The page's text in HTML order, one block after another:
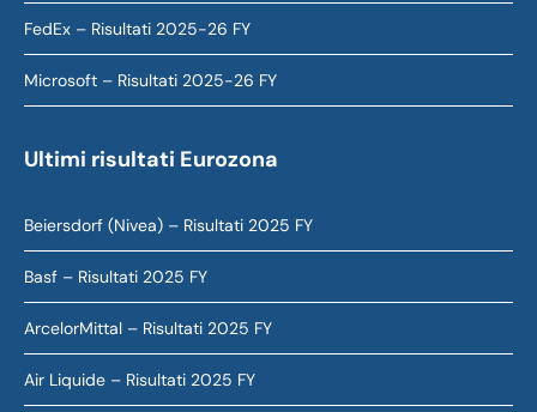
FedEx – Risultati 2025-26 FY
Microsoft – Risultati 2025-26 FY
Ultimi risultati Eurozona
Beiersdorf (Nivea) – Risultati 2025 FY
Basf – Risultati 2025 FY
ArcelorMittal – Risultati 2025 FY
Air Liquide – Risultati 2025 FY